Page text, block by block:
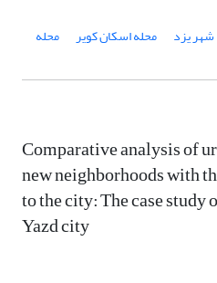
شهر یزد محله اسکان کویر محله
Comparative analysis of
new neighborhoods with
to the city: The case
Yazd city